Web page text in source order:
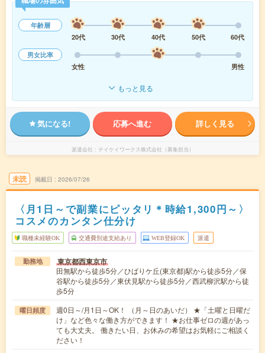
年齢層
20代
30代 40代 50代
60代
男女比率
女性
男性
もっと見る
気になる! 応募へ進む 詳しく見る
派遣会社 テイケイワークス株式会社（募集担当）
未読 掲載日 2026/07/26
〈月1日～で副業にピッタリ＊時給1,300円～〉
コスメのカンタン仕分け
職種未経験OK 交通費別途支給あり WEB登録OK 派遣
勤務地 東京都西東京市
田無駅から徒歩5分／ひばりケ丘(東京都)駅から徒歩5分／保
谷駅から徒歩5分／東伏見駅から徒歩5分／西武柳沢駅から徒
歩5分
曜日頻度
週0日～/月1日～OK！ （月～日のあいだ） ★「土曜と日曜だ
け」など色々な働き方ができます！ ★お仕事ゼロの週があっ
ても大丈夫。 働きたい日、お休みの希望はお気軽にご相談く
ださい！